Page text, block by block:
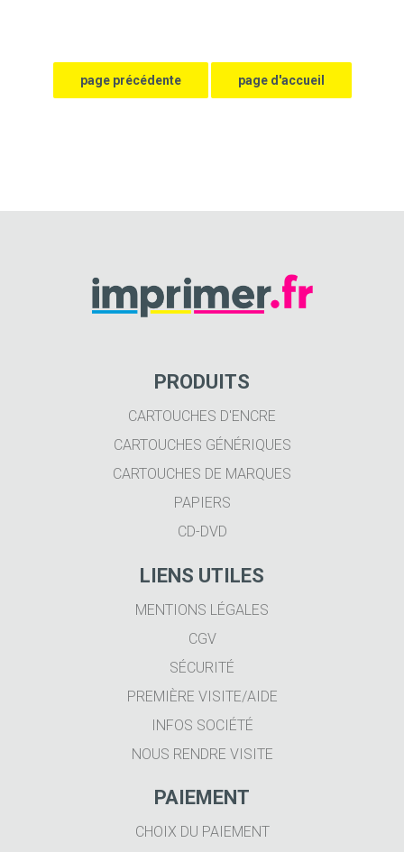
PRODUITS
CARTOUCHES D'ENCRE
CARTOUCHES GÉNÉRIQUES
CARTOUCHES DE MARQUES
PAPIERS
CD-DVD
LIENS UTILES
MENTIONS LÉGALES
CGV
SÉCURITÉ
PREMIÈRE VISITE/AIDE
INFOS SOCIÉTÉ
NOUS RENDRE VISITE
PAIEMENT
CHOIX DU PAIEMENT